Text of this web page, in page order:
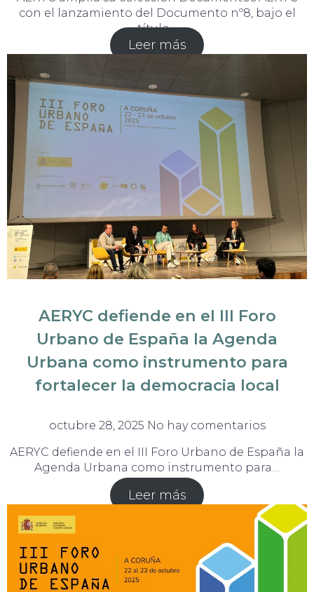
con el lanzamiento del Documento nº8, bajo el
título…
Leer más
AERYC defiende en el III Foro
Urbano de España la Agenda
Urbana como instrumento para
fortalecer la democracia local
octubre 28, 2025 No hay comentarios
AERYC defiende en el III Foro Urbano de España la
Agenda Urbana como instrumento para…
Leer más